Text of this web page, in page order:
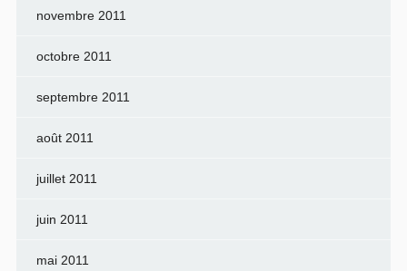
novembre 2011
octobre 2011
septembre 2011
août 2011
juillet 2011
juin 2011
mai 2011